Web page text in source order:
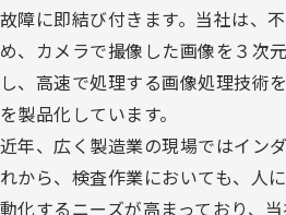
故障に即結び付きます。当社は、
め、カメラで撮像した画像を３次
し、高速で処理する画像処理技術
を製品化しています。
近年、広く製造業の現場ではイン
れから、検査作業においても、人
動化するニーズが高まっており、